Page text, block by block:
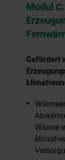
Modul
Gefördert
Wärme